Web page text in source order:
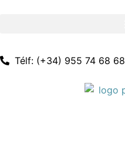
Télf: (+34) 955 74 68 68